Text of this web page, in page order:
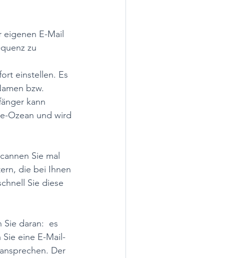
E-Mail
zu
einstellen. Es
bzw.
kann
Ozean und wird
Sie mal
die bei Ihnen
Sie diese
daran:  es
eine E-Mail-
Der